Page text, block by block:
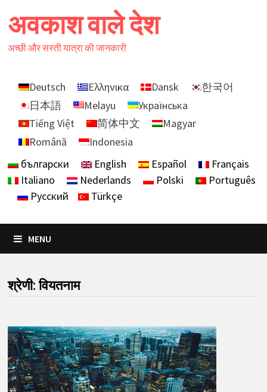
to
content
अवकाश वाले देश
अच्छी और सस्ती यात्रा की जानकारी
Deutsch Ελληνικα Dansk
한국어
日本語
Melayu
Українська
Tiếng Việt
简体中文
Magyar
Română
Indonesia
български
English Español
Français
Italiano
Nederlands Polski
Português
Русский
Türkçe
MENU
श्रेणी:वियतनाम